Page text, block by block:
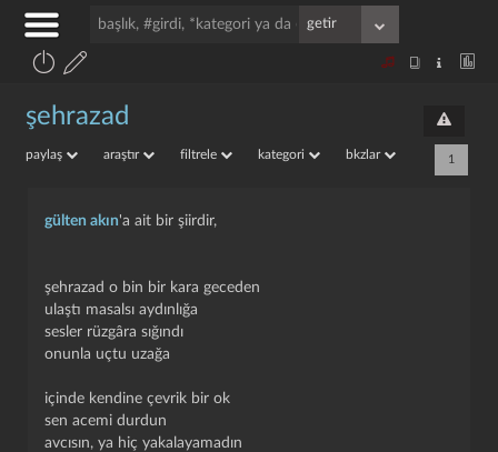
şehrazad
paylaş araştır filtrele kategori bkzlar 1
gülten akın'a ait bir şiirdir,
şehrazad o bin bir kara geceden
ulaştı masalsı aydınlığa
sesler rüzgâra sığındı
onunla uçtu uzağa
içinde kendine çevrik bir ok
sen acemi durdun
avcısın, ya hiç yakalayamadın